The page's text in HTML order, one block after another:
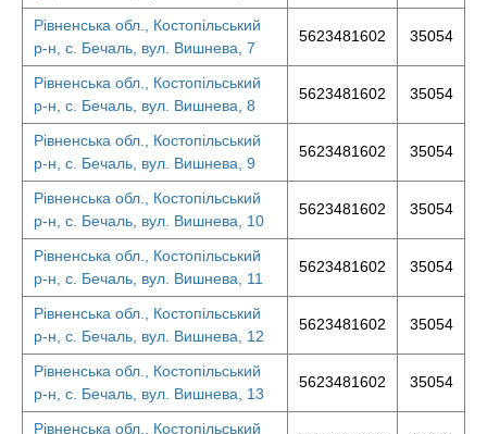
Рівненська обл., Костопільський
р-н, с. Бечаль, вул. Вишнева, 7
5623481602 35054
Рівненська обл., Костопільський
р-н, с. Бечаль, вул. Вишнева, 8
5623481602 35054
Рівненська обл., Костопільський
р-н, с. Бечаль, вул. Вишнева, 9
5623481602 35054
Рівненська обл., Костопільський
р-н, с. Бечаль, вул. Вишнева, 10
5623481602 35054
Рівненська обл., Костопільський
р-н, с. Бечаль, вул. Вишнева, 11
5623481602 35054
Рівненська обл., Костопільський
р-н, с. Бечаль, вул. Вишнева, 12
5623481602 35054
Рівненська обл., Костопільський
р-н, с. Бечаль, вул. Вишнева, 13
5623481602 35054
Рівненська обл., Костопільський